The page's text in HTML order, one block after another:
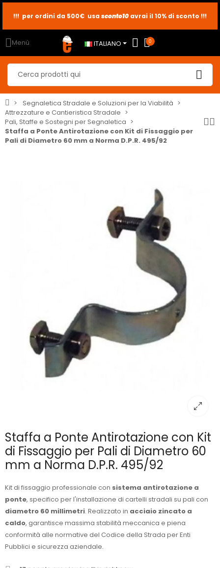
sconto2
sconto5
!!! per ordini da 500€ usa sconto10 avrai il 10% di sconto !!!
Menù ITALIANO 0
Segnaletica Stradale e Soluzioni per la Viabilità
Attrezzature e Cantieristica Stradale
Pali, Staffe e Sostegni per Segnaletica
Staffa a Ponte Antirotazione con Kit di Fissaggio per
Pali di Diametro 60 mm a Norma D.P.R. 495/92
Staffa a Ponte Antirotazione con Kit
di Fissaggio per Pali di Diametro 60
mm a Norma D.P.R. 495/92
Kit di fissaggio professionale con sistema antirotazione a
ponte, specifico per l'installazione di cartelli stradali su pali con
diametro 60 millimetri. Realizzato in acciaio zincato a
caldo, garantisce massima stabilità meccanica e piena
conformità alle normative del Codice della Strada per Enti
Pubblici e sicurezza aziendale.